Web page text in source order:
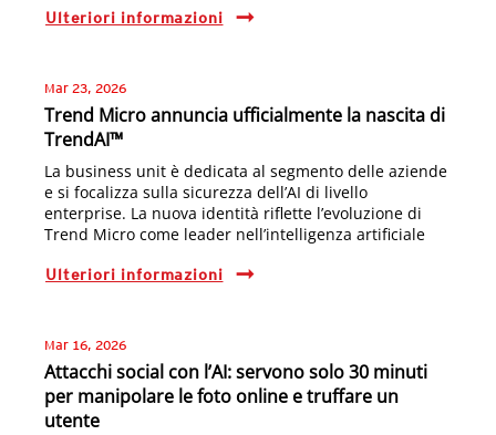
Ulteriori informazioni
Mar 23, 2026
Trend Micro annuncia ufficialmente la nascita di
TrendAI™
La business unit è dedicata al segmento delle aziende
e si focalizza sulla sicurezza dell’AI di livello
enterprise. La nuova identità riflette l’evoluzione di
Trend Micro come leader nell’intelligenza artificiale
Ulteriori informazioni
Mar 16, 2026
Attacchi social con l’AI: servono solo 30 minuti
per manipolare le foto online e truffare un
utente